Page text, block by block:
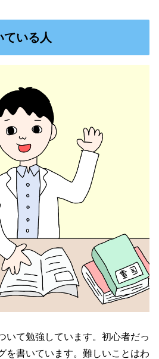
ている人
いて勉強しています。初心者だっ
を書いています。難しいことはわ